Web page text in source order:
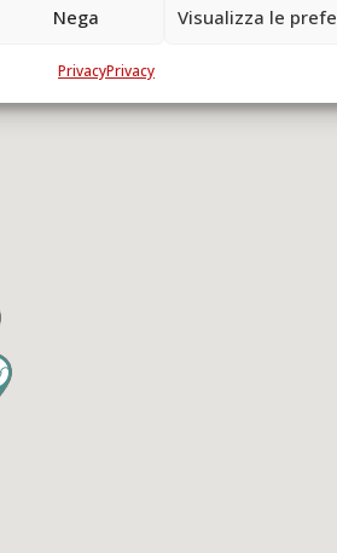
Nega Visualizza le
PrivacyPrivacy